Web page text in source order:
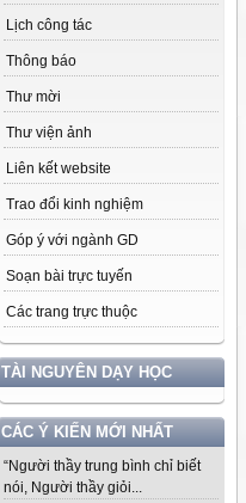
Lịch công tác
Thông báo
Thư mời
Thư viện ảnh
Liên kết website
Trao đổi kinh nghiệm
Góp ý với ngành GD
Soạn bài trực tuyến
Các trang trực thuộc
TÀI NGUYÊN DẠY HỌC
CÁC Ý KIẾN MỚI NHẤT
“Người thầy trung bình chỉ biết
nói, Người thầy giỏi...